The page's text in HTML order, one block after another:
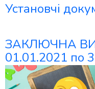
Установчі
ЗАКЛЮЧНА
01.01.2021